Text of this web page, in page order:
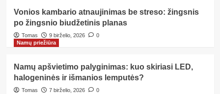
Vonios kambario atnaujinimas be streso: žingsnis
po žingsnio biudžetinis planas
Tomas 9 birželio, 2026
0
Namų priežiūra
Namų apšvietimo palyginimas: kuo skiriasi LED,
halogeninės ir išmanios lemputės?
Tomas 7 birželio, 2026 0